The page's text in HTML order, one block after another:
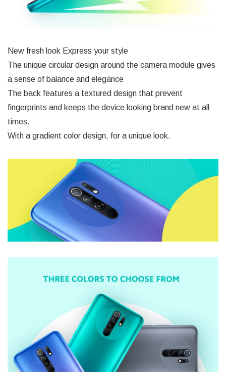
New fresh look Express your style
The unique circular design around the camera module gives
a sense of balance and elegance
The back features a textured design that prevent
fingerprints and keeps the device looking brand new at all
times.
With a gradient color design, for a unique look.